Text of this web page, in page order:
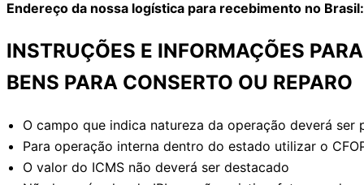
Endereço da nossa logística para recebimento no
INSTRUÇÕES E INFORMAÇÕES
BENS PARA CONSERTO OU REPARO
O campo que indica natureza da operação deverá ser
Para operação interna dentro do estado utilizar o
O valor do ICMS não deverá ser destacado